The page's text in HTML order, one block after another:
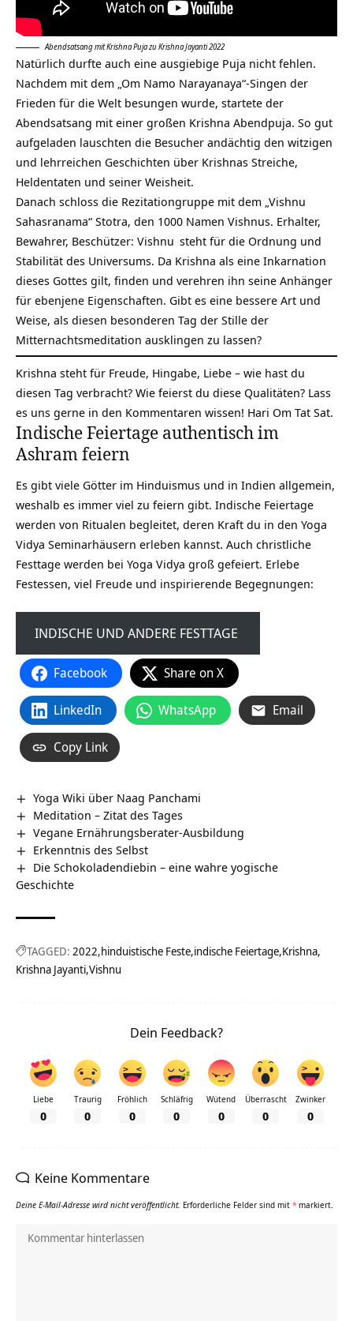
Abendsatsang mit Krishna Puja zu Krishna Jayanti 2022
Natürlich durfte auch eine ausgiebige Puja nicht fehlen.
Nachdem mit dem „Om Namo Narayanaya“-Singen der
Frieden für die Welt besungen wurde, startete der
Abendsatsang mit einer großen Krishna Abendpuja. So gut
aufgeladen lauschten die Besucher andächtig den witzigen
und lehrreichen Geschichten über Krishnas Streiche,
Heldentaten und seiner Weisheit.
Danach schloss die Rezitationgruppe mit dem „Vishnu
Sahasranama“ Stotra, den 1000 Namen Vishnus. Erhalter,
Bewahrer, Beschützer: Vishnu steht für die Ordnung und
Stabilität des Universums. Da Krishna als eine Inkarnation
dieses Gottes gilt, finden und verehren ihn seine Anhänger
für ebenjene Eigenschaften. Gibt es eine bessere Art und
Weise, als diesen besonderen Tag der Stille der
Mitternachtsmeditation ausklingen zu lassen?
Krishna steht für Freude, Hingabe, Liebe – wie hast du
diesen Tag verbracht? Wie feierst du diese Qualitäten? Lass
es uns gerne in den Kommentaren wissen! Hari Om Tat Sat.
Indische Feiertage authentisch im
Ashram feiern
Es gibt viele Götter im Hinduismus und in Indien allgemein,
weshalb es immer viel zu feiern gibt. Indische Feiertage
werden von Ritualen begleitet, deren Kraft du in den Yoga
Vidya Seminarhäusern erleben kannst. Auch christliche
Festtage werden bei Yoga Vidya groß gefeiert. Erlebe
Festessen, viel Freude und inspirierende Begegnungen:
INDISCHE UND ANDERE FESTTAGE
Facebook Share on X
LinkedIn WhatsApp Email
Copy Link
Yoga Wiki über Naag Panchami
Meditation – Zitat des Tages
Vegane Ernährungsberater-Ausbildung
Erkenntnis des Selbst
Die Schokoladendiebin – eine wahre yogische
Geschichte
TAGGED: 2022 hinduistische Feste indische Feiertage Krishna
Krishna Jayanti Vishnu
Dein Feedback?
Liebe
0
Traurig
0
Fröhlich
0
Schläfrig
0
Wütend
0
Überrascht
0
Zwinker
0
Keine Kommentare
Deine E-Mail-Adresse wird nicht veröffentlicht. Erforderliche Felder sind mit * markiert.